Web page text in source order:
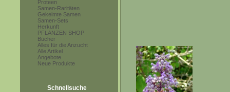
Proteen
Samen-Raritäten
Gekeimte Samen
Samen-Sets
Herkunft
PFLANZEN SHOP
Bücher
Alles für die Anzucht
Alle Artikel
Angebote
Neue Produkte
Schnellsuche